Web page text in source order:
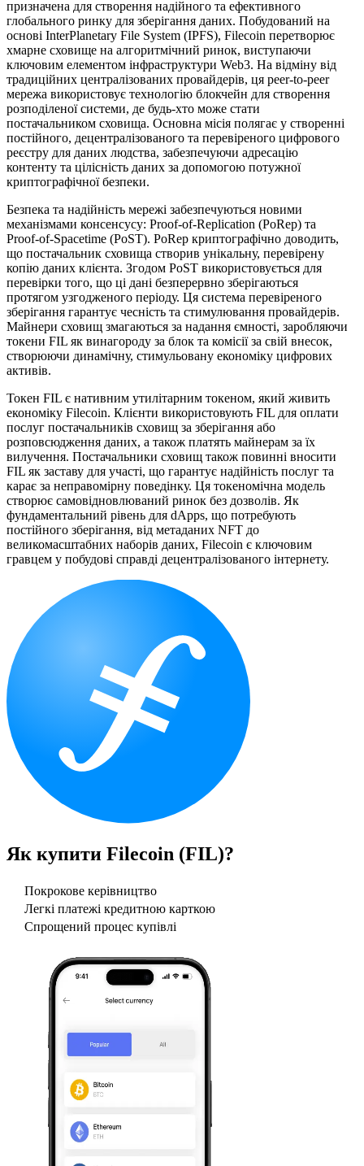
призначена для створення надійного та ефективного
глобального ринку для зберігання даних. Побудований на
основі InterPlanetary File System (IPFS), Filecoin перетворює
хмарне сховище на алгоритмічний ринок, виступаючи
ключовим елементом інфраструктури Web3. На відміну від
традиційних централізованих провайдерів, ця peer-to-peer
мережа використовує технологію блокчейн для створення
розподіленої системи, де будь-хто може стати
постачальником сховища. Основна місія полягає у створенні
постійного, децентралізованого та перевіреного цифрового
реєстру для даних людства, забезпечуючи адресацію
контенту та цілісність даних за допомогою потужної
криптографічної безпеки.
Безпека та надійність мережі забезпечуються новими
механізмами консенсусу: Proof-of-Replication (PoRep) та
Proof-of-Spacetime (PoST). PoRep криптографічно доводить,
що постачальник сховища створив унікальну, перевірену
копію даних клієнта. Згодом PoST використовується для
перевірки того, що ці дані безперервно зберігаються
протягом узгодженого періоду. Ця система перевіреного
зберігання гарантує чесність та стимулювання провайдерів.
Майнери сховищ змагаються за надання ємності, заробляючи
токени FIL як винагороду за блок та комісії за свій внесок,
створюючи динамічну, стимульовану економіку цифрових
активів.
Токен FIL є нативним утилітарним токеном, який живить
економіку Filecoin. Клієнти використовують FIL для оплати
послуг постачальників сховищ за зберігання або
розповсюдження даних, а також платять майнерам за їх
вилучення. Постачальники сховищ також повинні вносити
FIL як заставу для участі, що гарантує надійність послуг та
карає за неправомірну поведінку. Ця токеномічна модель
створює самовідновлюваний ринок без дозволів. Як
фундаментальний рівень для dApps, що потребують
постійного зберігання, від метаданих NFT до
великомасштабних наборів даних, Filecoin є ключовим
гравцем у побудові справді децентралізованого інтернету.
Як купити Filecoin (FIL)?
Покрокове керівництво
Легкі платежі кредитною карткою
Спрощений процес купівлі